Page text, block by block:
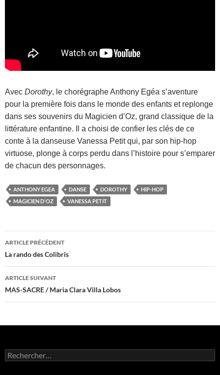
Avec Dorothy, le chorégraphe Anthony Egéa s’aventure
pour la première fois dans le monde des enfants et replonge
dans ses souvenirs du Magicien d’Oz, grand classique de la
littérature enfantine. Il a choisi de confier les clés de ce
conte à la danseuse Vanessa Petit qui, par son hip-hop
virtuose, plonge à corps perdu dans l’histoire pour s’emparer
de chacun des personnages.
ANTHONY EGEA DANSE DOROTHY
HIP-HOP
MAGICIEN D'OZ
VANESSA PETIT
Navigation
des
articles
ARTICLE PRÉCÉDENT
La rando des Colibris
ARTICLE SUIVANT
MAS-SACRE / Maria Clara Villa Lobos
Rechercher :